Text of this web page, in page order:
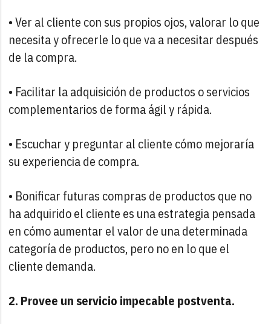
• Ver al cliente con sus propios ojos, valorar lo que
necesita y ofrecerle lo que va a necesitar después
de la compra.
• Facilitar la adquisición de productos o servicios
complementarios de forma ágil y rápida.
• Escuchar y preguntar al cliente cómo mejoraría
su experiencia de compra.
• Bonificar futuras compras de productos que no
ha adquirido el cliente es una estrategia pensada
en cómo aumentar el valor de una determinada
categoría de productos, pero no en lo que el
cliente demanda.
2. Provee un servicio impecable postventa.